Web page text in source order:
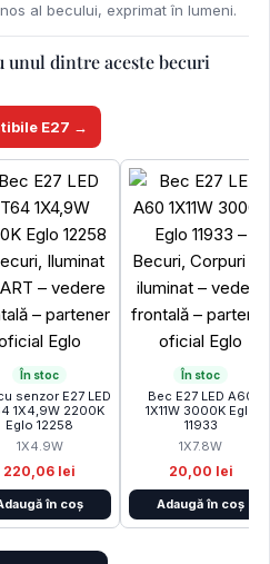
al becului, exprimat în lumeni.
unul dintre aceste becuri
E27 →
În stoc
senzor E27 LED
1X4,9W 2200K
Eglo 12258
1X4.9W
220,06 lei
în coș
În stoc
Bec E27 LED A60
1X11W 3000K Eglo
11933
1X7.8W
20,00 lei
Adaugă în coș